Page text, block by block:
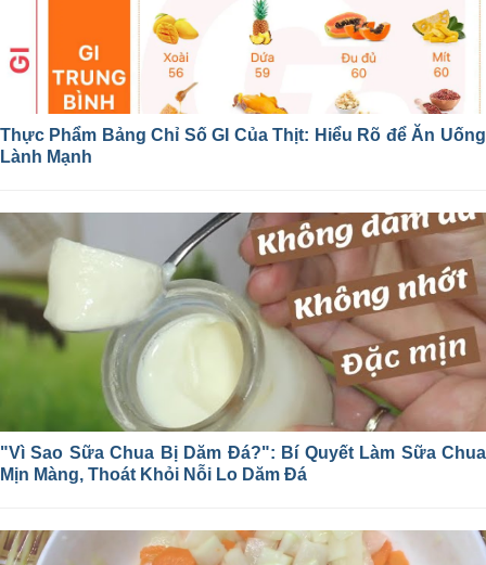
Thực Phẩm Bảng Chỉ Số GI Của Thịt: Hiểu Rõ để Ăn Uống
Lành Mạnh
"Vì Sao Sữa Chua Bị Dăm Đá?": Bí Quyết Làm Sữa Chua
Mịn Màng, Thoát Khỏi Nỗi Lo Dăm Đá